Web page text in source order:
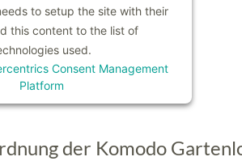
to setup the site with their
this content to the list of
used.
Consent Management
Platform
der Komodo